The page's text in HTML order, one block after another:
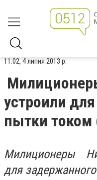
11:02, 4 липня 2013 р.
устроили
пытки
Милиционеры
для